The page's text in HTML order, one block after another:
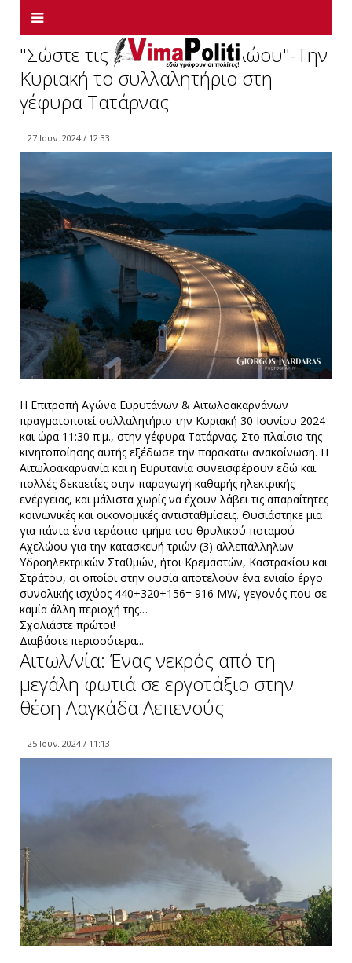
"Σώστε τις λίμνες του Αχελώου"-Την
Κυριακή το συλλαλητήριο στη
γέφυρα Τατάρνας
27 Ιουν. 2024 / 12:33
H Επιτροπή Αγώνα Ευρυτάνων & Αιτωλοακαρνάνων
πραγματοποιεί συλλαλητήριο την Κυριακή 30 Ιουνίου 2024
και ώρα 11:30 π.μ., στην γέφυρα Τατάρνας. Στο πλαίσιο της
κινητοποίησης αυτής εξέδωσε την παρακάτω ανακοίνωση. Η
Αιτωλοακαρνανία και η Ευρυτανία συνεισφέρουν εδώ και
πολλές δεκαετίες στην παραγωγή καθαρής ηλεκτρικής
ενέργειας, και μάλιστα χωρίς να έχουν λάβει τις απαραίτητες
κοινωνικές και οικονομικές αντισταθμίσεις. Θυσιάστηκε μια
για πάντα ένα τεράστιο τμήμα του θρυλικού ποταμού
Αχελώου για την κατασκευή τριών (3) αλλεπάλληλων
Υδροηλεκτρικών Σταθμών, ήτοι Κρεμαστών, Καστρακίου και
Στράτου, οι οποίοι στην ουσία αποτελούν ένα ενιαίο έργο
συνολικής ισχύος 440+320+156= 916 MW, γεγονός που σε
καμία άλλη περιοχή της…
Σχολιάστε πρώτοι!
Διαβάστε περισσότερα...
Αιτωλ/νία: Ένας νεκρός από τη
μεγάλη φωτιά σε εργοτάξιο στην
θέση Λαγκάδα Λεπενούς
25 Ιουν. 2024 / 11:13